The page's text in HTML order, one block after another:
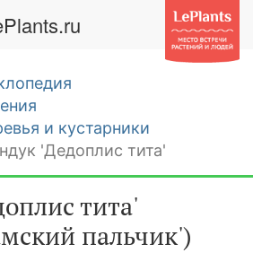
и кустарники
'Дедоплис тита'
тита'
пальчик')